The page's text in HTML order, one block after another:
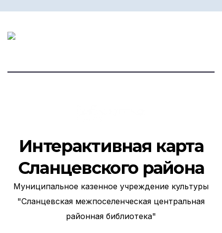
Интерактивная карта
Сланцевского района
Муниципальное казенное учреждение культуры
"Сланцевская межпоселенческая центральная
районная библиотека"